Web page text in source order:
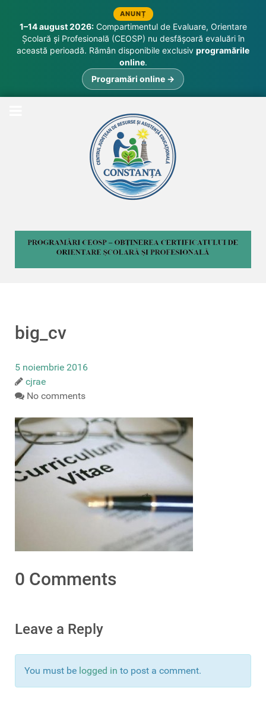
ANUNȚ
1–14 august 2026:Compartimentul de Evaluare, Orientare
Școlară și Profesională (CEOSP) nu desfășoară evaluări în
această perioadă. Rămân disponibile exclusiv programările
online.
Programări online →
big_cv
5 noiembrie 2016
cjrae
No comments
0 Comments
Leave a Reply
You must be logged in to post a comment.